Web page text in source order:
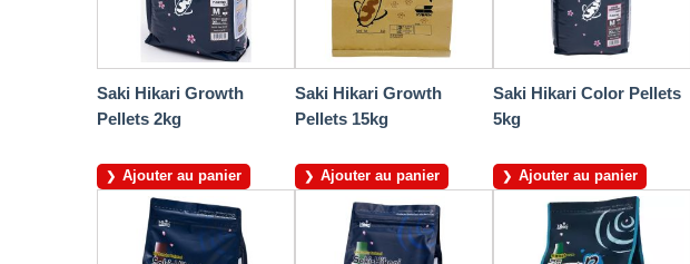
Saki Hikari Growth
Pellets 2kg
Ajouter au panier
Saki Hikari Growth
Pellets 15kg
Ajouter au panier
Saki Hikari Color Pellets
5kg
Ajouter au panier